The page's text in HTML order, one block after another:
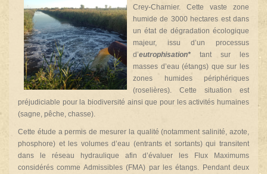
Crey-Charnier. Cette vaste zone
humide de 3000 hectares est dans
un état de dégradation écologique
majeur, issu d’un processus
d’eutrophisation* tant sur les
masses d’eau (étangs) que sur les
zones humides périphériques
(roselières). Cette situation est
préjudiciable pour la biodiversité ainsi que pour les activités humaines
(sagne, pêche, chasse).
Cette étude a permis de mesurer la qualité (notamment salinité, azote,
phosphore) et les volumes d’eau (entrants et sortants) qui transitent
dans le réseau hydraulique afin d’évaluer les Flux Maximums
considérés comme Admissibles (FMA) par les étangs. Pendant deux